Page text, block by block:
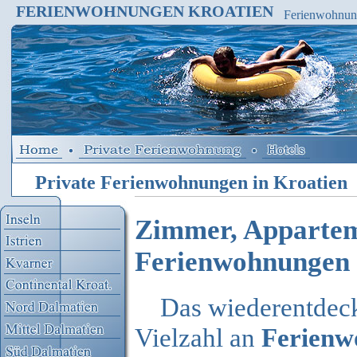
FERIENWOHNUNGEN KROATIEN
Private Ferienwohnungen in Kroatien
Zimmer,
Das
Vielzahl an